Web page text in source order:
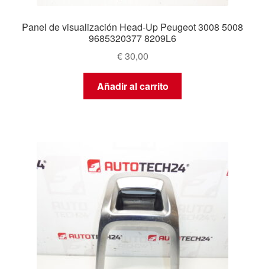
Panel de visualización Head-Up Peugeot 3008 5008
9685320377 8209L6
€30,00
Añadir al carrito